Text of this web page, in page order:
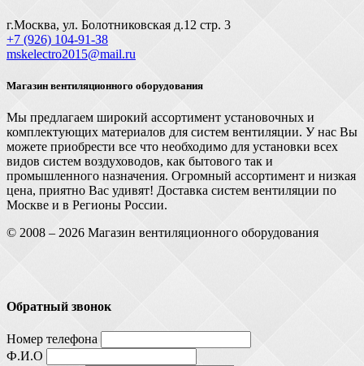
г.Москва, ул. Болотниковская д.12 стр. 3
+7 (926) 104-91-З8
mskelectro2015@mail.ru
Магазин вентиляционного оборудования
Мы предлагаем широкий ассортимент установочных и
комплектующих материалов для систем вентиляции. У нас Вы
можете приобрести все что необходимо для установки всех
видов систем воздуховодов, как бытового так и
промышленного назначения. Огромный ассортимент и низкая
цена, приятно Вас удивят! Доставка систем вентиляции по
Москве и в Регионы России.
© 2008 – 2026 Магазин вентиляционного оборудования
Обратный звонок
Номер телефона
Ф.И.О